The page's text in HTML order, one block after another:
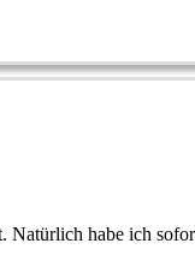
habe ich